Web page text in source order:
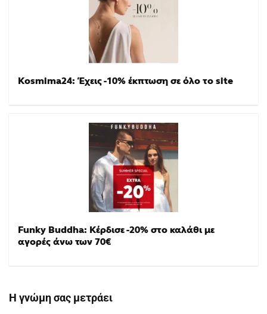
Kosmima24: Έχεις -10% έκπτωση σε όλο το site
Funky Buddha: Κέρδισε -20% στο καλάθι με
αγορές άνω των 70€
Η γνώμη σας μετράει